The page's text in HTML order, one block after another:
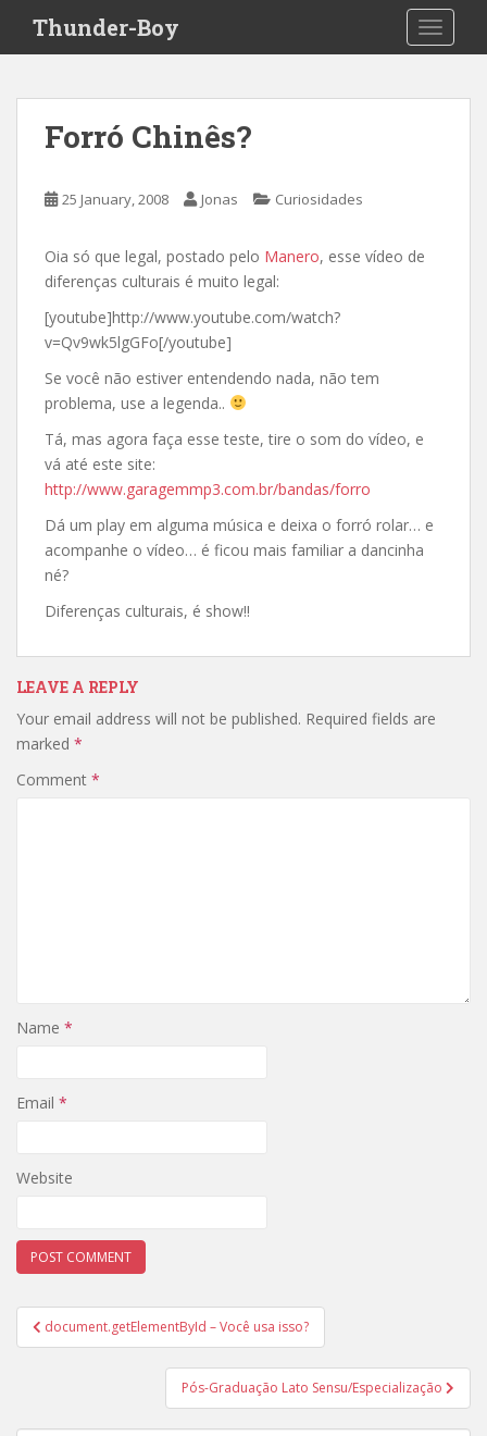
i
Thunder-Boy
Forró Chinês?
25 January, 2008 Jonas Curiosidades
Oia só que legal, postado pelo Manero, esse vídeo de
diferenças culturais é muito legal:
[youtube]http://www.youtube.com/watch?
v=Qv9wk5lgGFo[/youtube]
Se você não estiver entendendo nada, não tem
problema, use a legenda..
Tá, mas agora faça esse teste, tire o som do vídeo, e
vá até este site:
http://www.garagemmp3.com.br/bandas/forro
Dá um play em alguma música e deixa o forró rolar… e
acompanhe o vídeo… é ficou mais familiar a dancinha
né?
Diferenças culturais, é show!!
LEAVE A REPLY
Your email address will not be published. Required fields are
marked *
Comment *
Name *
Email *
Website
Post
navigation
document.getElementById – Você usa isso?
Pós-Graduação Lato Sensu/Especialização